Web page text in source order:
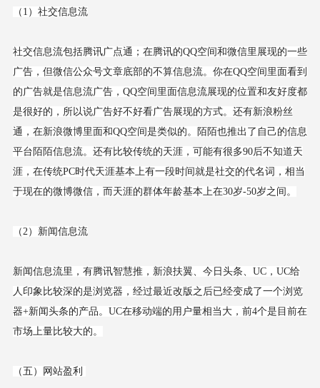
（1）社交信息流
社交信息流包括腾讯广点通；在腾讯的QQ空间和微信里展现的一些
广告，但微信公众号文章底部的不算信息流。你在QQ空间里面看到
的广告就是信息流广告，QQ空间里面信息流展现的位置和友好度都
是很好的，所以说广告好不好看广告展现的方式。还有新浪粉丝
通，在新浪微博里面和QQ空间是类似的。陌陌也推出了自己的信息
平台陌陌信息流。还有比较传统的天涯，可能有很多90后不知道天
涯，在传统PC时代天涯基本上有一段时间就是社交的代名词，相当
于现在的微博微信，而天涯的群体年龄基本上在30岁-50岁之间。
（2）新闻信息流
新闻信息流里，有腾讯智慧推，新浪扶翼、今日头条、UC，UC给
人印象比较深的是浏览器，经过最近改版之后已经变成了一个浏览
器+新闻头条的产品。UC在移动端的用户量相当大，前4个是目前在
市场上量比较大的。
（五）网站盈利